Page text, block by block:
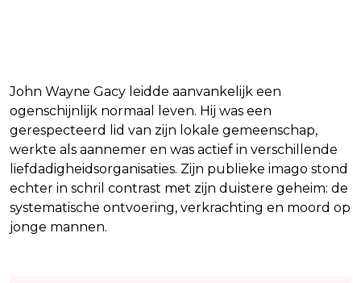
John Wayne Gacy leidde aanvankelijk een
ogenschijnlijk normaal leven. Hij was een
gerespecteerd lid van zijn lokale gemeenschap,
werkte als aannemer en was actief in verschillende
liefdadigheidsorganisaties. Zijn publieke imago stond
echter in schril contrast met zijn duistere geheim: de
systematische ontvoering, verkrachting en moord op
jonge mannen.